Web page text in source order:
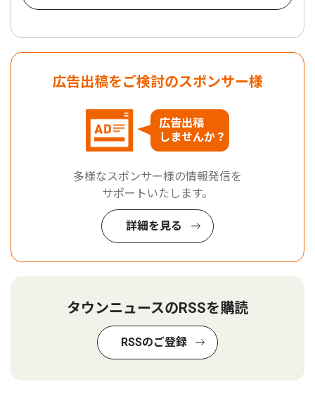
広告出稿をご検討のスポンサー様
広告出稿
しませんか？
多様なスポンサー様の情報発信を
サポートいたします。
詳細を見る
タウンニュースのRSSを購読
RSSのご登録